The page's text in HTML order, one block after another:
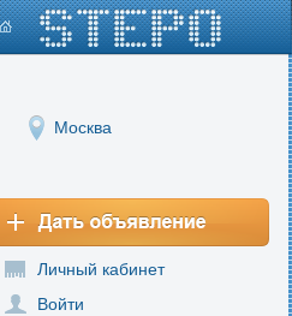
Москва
Личный кабинет
Войти